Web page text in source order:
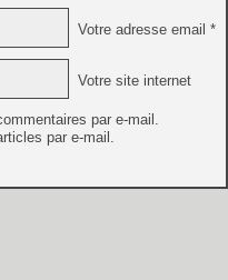
Votre adresse email *
Votre site internet
par e-mail.
par e-mail.